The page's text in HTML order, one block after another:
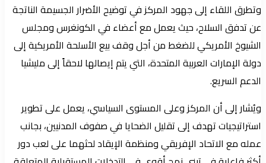
وتطرق اللقاء إلى جهود المركز في توضيح الأضرار الجسيمة الناتجة
عن تدفق السلاح، حيث يعمل مع أعضاء في الكونغرس ومجلس
الشيوخ الأمريكي للضغط من أجل وقف بيع الأسلحة الأمريكية إلى
دولة الإمارات العربية المتحدة، التي يتم إيصالها لاحقاً إلى مليشيا
الدعم السريع.
ويُشار إلى أن المركز وعلى المستوى السياسي، يعمل على تطوير
استراتيجيات تهدف إلى تقليل الضحايا في صفوف المدنيين، بجانب
عمله مع الاتحاد الإفريقي ومنظمة الإيقاد لحثهما على لعب دور